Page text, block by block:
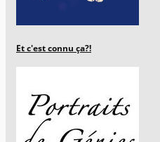
Et c'est connu ça?!